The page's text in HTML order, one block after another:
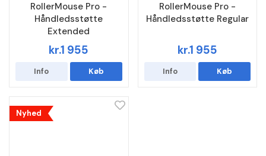
RollerMouse Pro -
Håndledsstøtte
Extended
kr.1 955
Info Køb
RollerMouse Pro -
Håndledsstøtte Regular
kr.1 955
Info Køb
Nyhed